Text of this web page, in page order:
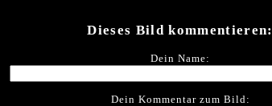
Dieses Bild kommentieren:
Dein Name:
Dein Kommentar zum Bild: